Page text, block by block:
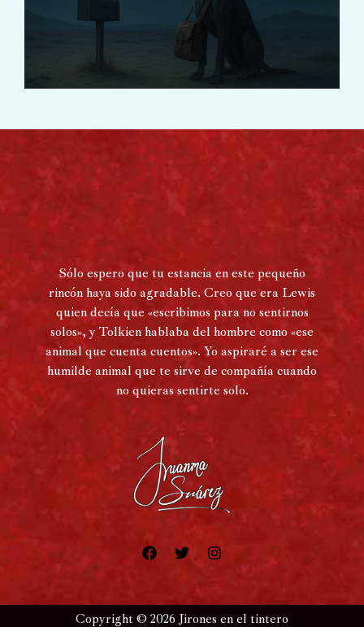
Sólo espero que tu estancia en este pequeño
rincón haya sido agradable. Creo que era Lewis
quien decía que «escribimos para no sentirnos
solos», y Tolkien hablaba del hombre como «ese
animal que cuenta cuentos». Yo aspiraré a ser ese
humilde animal que te sirve de compañía cuando
no quieras sentirte solo.
Copyright © 2026 Jirones en el tintero